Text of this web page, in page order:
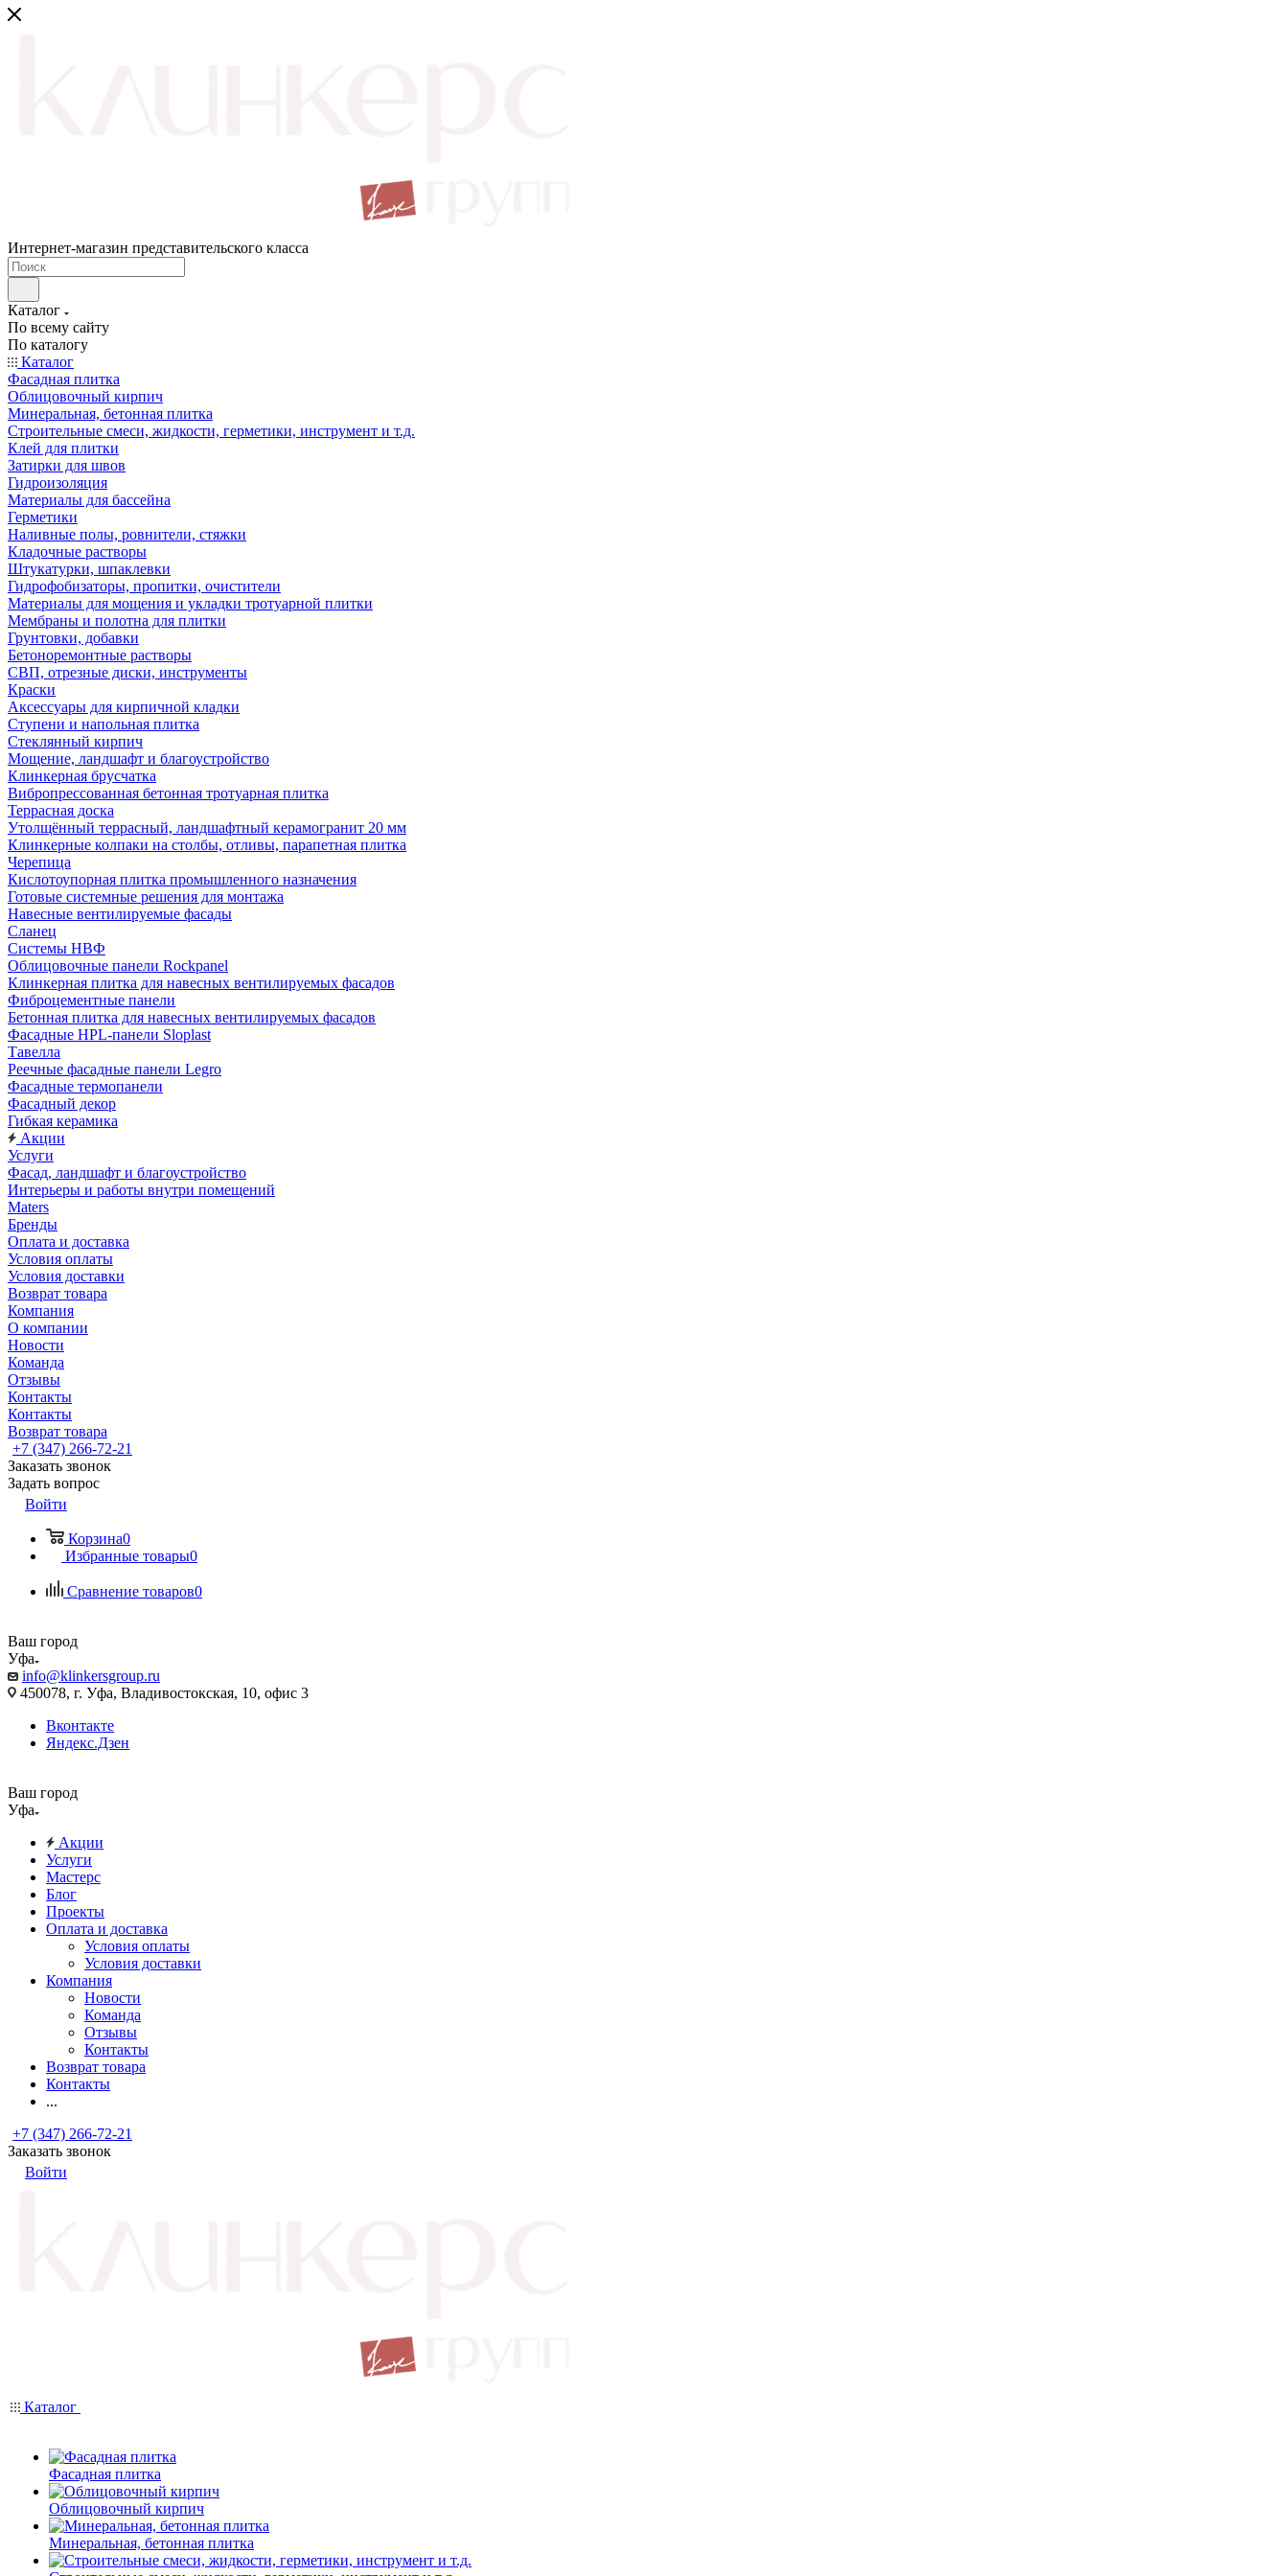
Интернет-магазин представительского класса
Каталог
По всему сайту
По каталогу
Каталог
Фасадная плитка
Облицовочный кирпич
Минеральная, бетонная плитка
Строительные смеси, жидкости, герметики, инструмент и т.д.
Клей для плитки
Затирки для швов
Гидроизоляция
Материалы для бассейна
Герметики
Наливные полы, ровнители, стяжки
Кладочные растворы
Штукатурки, шпаклевки
Гидрофобизаторы, пропитки, очистители
Материалы для мощения и укладки тротуарной плитки
Мембраны и полотна для плитки
Грунтовки, добавки
Бетоноремонтные растворы
СВП, отрезные диски, инструменты
Краски
Аксессуары для кирпичной кладки
Ступени и напольная плитка
Cтеклянный кирпич
Мощение, ландшафт и благоустройство
Клинкерная брусчатка
Вибропрессованная бетонная тротуарная плитка
Террасная доска
Утолщённый террасный, ландшафтный керамогранит 20 мм
Клинкерные колпаки на столбы, отливы, парапетная плитка
Черепица
Кислотоупорная плитка промышленного назначения
Готовые системные решения для монтажа
Навесные вентилируемые фасады
Сланец
Системы НВФ
Облицовочные панели Rockpanel
Клинкерная плитка для навесных вентилируемых фасадов
Фиброцементные панели
Бетонная плитка для навесных вентилируемых фасадов
Фасадные HPL-панели Sloplast
Тавелла
Реечные фасадные панели Legro
Фасадные термопанели
Фасадный декор
Гибкая керамика
Акции
Услуги
Фасад, ландшафт и благоустройство
Интерьеры и работы внутри помещений
Maters
Бренды
Оплата и доставка
Условия оплаты
Условия доставки
Возврат товара
Компания
О компании
Новости
Команда
Отзывы
Контакты
Контакты
Возврат товара
+7 (347) 266-72-21
Заказать звонок
Задать вопрос
Войти
Корзина0
Избранные товары0
Сравнение товаров0
Ваш город
Уфа
info@klinkersgroup.ru
450078, г. Уфа, Владивостокская, 10, офис 3
Вконтакте
Яндекс.Дзен
Ваш город
Уфа
Акции
Услуги
Мастерс
Блог
Проекты
Оплата и доставка
Условия оплаты
Условия доставки
Компания
Новости
Команда
Отзывы
Контакты
Возврат товара
Контакты
...
+7 (347) 266-72-21
Заказать звонок
Войти
Каталог
Фасадная плитка
Облицовочный кирпич
Минеральная, бетонная плитка